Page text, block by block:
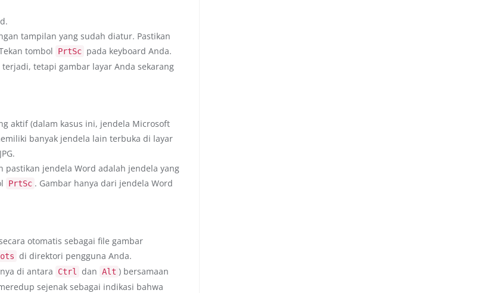
tampilan yang sudah diatur. Pastikan
tombol
PrtSc pada keyboard Anda.
tetapi gambar layar Anda sekarang
aktif (dalam kasus ini, jendela Microsoft
banyak jendela lain terbuka di layar
pastikan jendela Word adalah jendela yang
PrtSc . Gambar hanya dari jendela Word
otomatis sebagai file gambar
di direktori pengguna Anda.
di antara Ctrl dan Alt ) bersamaan
sejenak sebagai indikasi bahwa